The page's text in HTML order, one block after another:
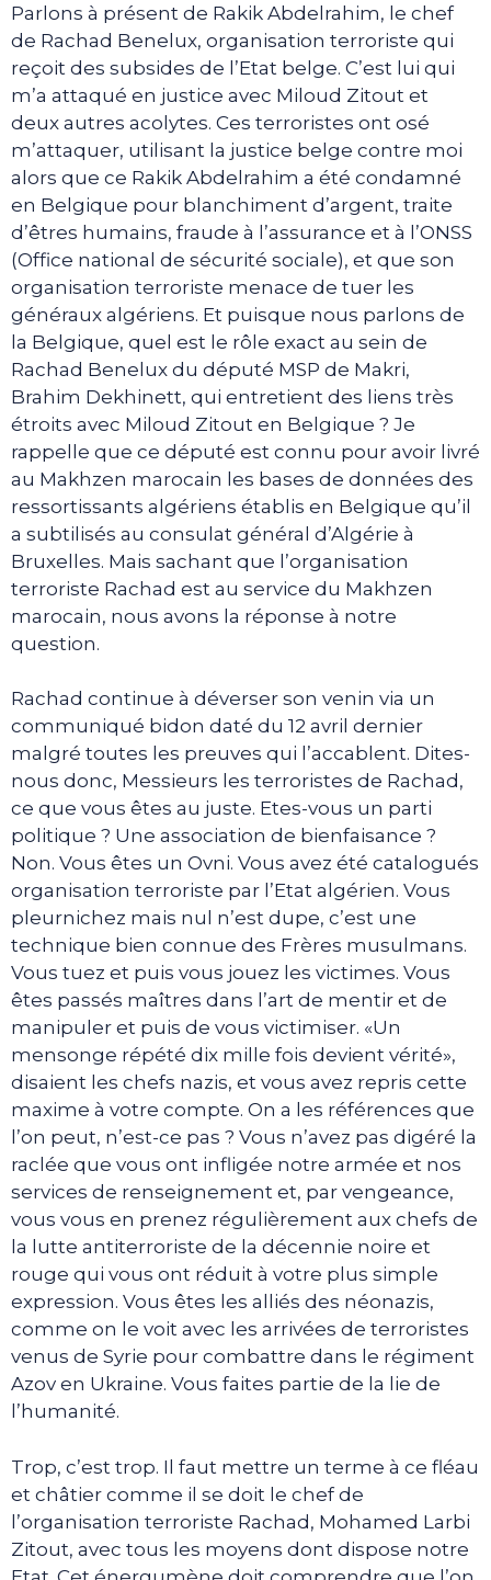
Parlons à présent de Rakik Abdelrahim, le chef
de Rachad Benelux, organisation terroriste qui
reçoit des subsides de l’Etat belge. C’est lui qui
m’a attaqué en justice avec Miloud Zitout et
deux autres acolytes. Ces terroristes ont osé
m’attaquer, utilisant la justice belge contre moi
alors que ce Rakik Abdelrahim a été condamné
en Belgique pour blanchiment d’argent, traite
d’êtres humains, fraude à l’assurance et à l’ONSS
(Office national de sécurité sociale), et que son
organisation terroriste menace de tuer les
généraux algériens. Et puisque nous parlons de
la Belgique, quel est le rôle exact au sein de
Rachad Benelux du député MSP de Makri,
Brahim Dekhinett, qui entretient des liens très
étroits avec Miloud Zitout en Belgique ? Je
rappelle que ce député est connu pour avoir livré
au Makhzen marocain les bases de données des
ressortissants algériens établis en Belgique qu’il
a subtilisés au consulat général d’Algérie à
Bruxelles. Mais sachant que l’organisation
terroriste Rachad est au service du Makhzen
marocain, nous avons la réponse à notre
question.
Rachad continue à déverser son venin via un
communiqué bidon daté du 12 avril dernier
malgré toutes les preuves qui l’accablent. Dites-
nous donc, Messieurs les terroristes de Rachad,
ce que vous êtes au juste. Etes-vous un parti
politique ? Une association de bienfaisance ?
Non. Vous êtes un Ovni. Vous avez été catalogués
organisation terroriste par l’Etat algérien. Vous
pleurnichez mais nul n’est dupe, c’est une
technique bien connue des Frères musulmans.
Vous tuez et puis vous jouez les victimes. Vous
êtes passés maîtres dans l’art de mentir et de
manipuler et puis de vous victimiser. «Un
mensonge répété dix mille fois devient vérité»,
disaient les chefs nazis, et vous avez repris cette
maxime à votre compte. On a les références que
l’on peut, n’est-ce pas ? Vous n’avez pas digéré la
raclée que vous ont infligée notre armée et nos
services de renseignement et, par vengeance,
vous vous en prenez régulièrement aux chefs de
la lutte antiterroriste de la décennie noire et
rouge qui vous ont réduit à votre plus simple
expression. Vous êtes les alliés des néonazis,
comme on le voit avec les arrivées de terroristes
venus de Syrie pour combattre dans le régiment
Azov en Ukraine. Vous faites partie de la lie de
l’humanité.
Trop, c’est trop. Il faut mettre un terme à ce fléau
et châtier comme il se doit le chef de
l’organisation terroriste Rachad, Mohamed Larbi
Zitout, avec tous les moyens dont dispose notre